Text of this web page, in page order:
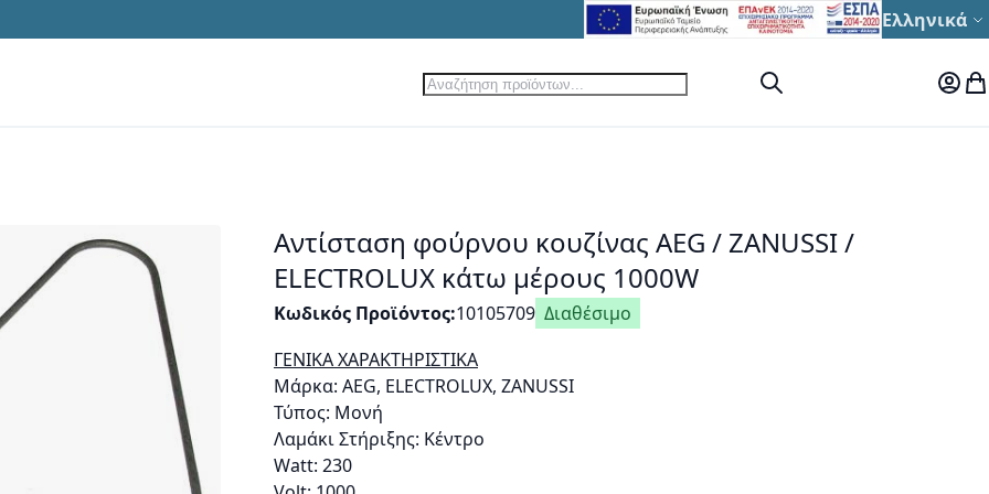
Γλώσσα
Ελληνικά
Αναζήτηση
Αναζήτηση Ο
Αντίσταση φούρνου κουζίνας AEG / ΖΑΝUSSI /
ELECTROLUX κάτω μέρους 1000W
Κωδικός Προϊόντος 10105709 Διαθέσιμο
ΓΕΝΙΚΑ ΧΑΡΑΚΤΗΡΙΣΤΙΚΑ
Μάρκα: AEG, ELECTROLUX, ZANUSSI
Τύπος: Μονή
Λαμάκι Στήριξης: Κέντρο
Watt: 230